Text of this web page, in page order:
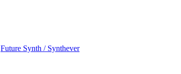
Future Synth / Synthever